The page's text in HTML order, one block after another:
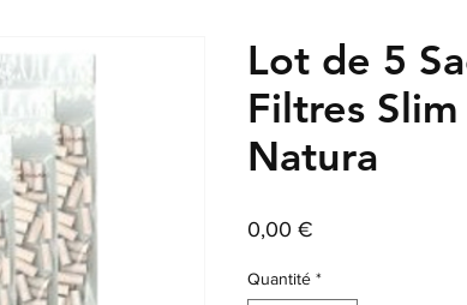
Lot de 5
Filtres Slim
Natura
0,00 €
Quantité *